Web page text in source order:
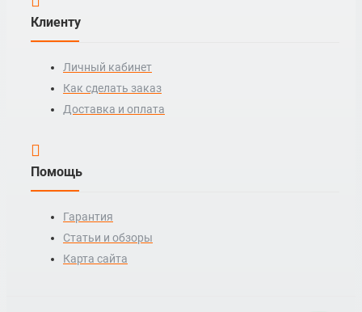
Клиенту
Личный кабинет
Как сделать заказ
Доставка и оплата
Помощь
Гарантия
Статьи и обзоры
Карта сайта